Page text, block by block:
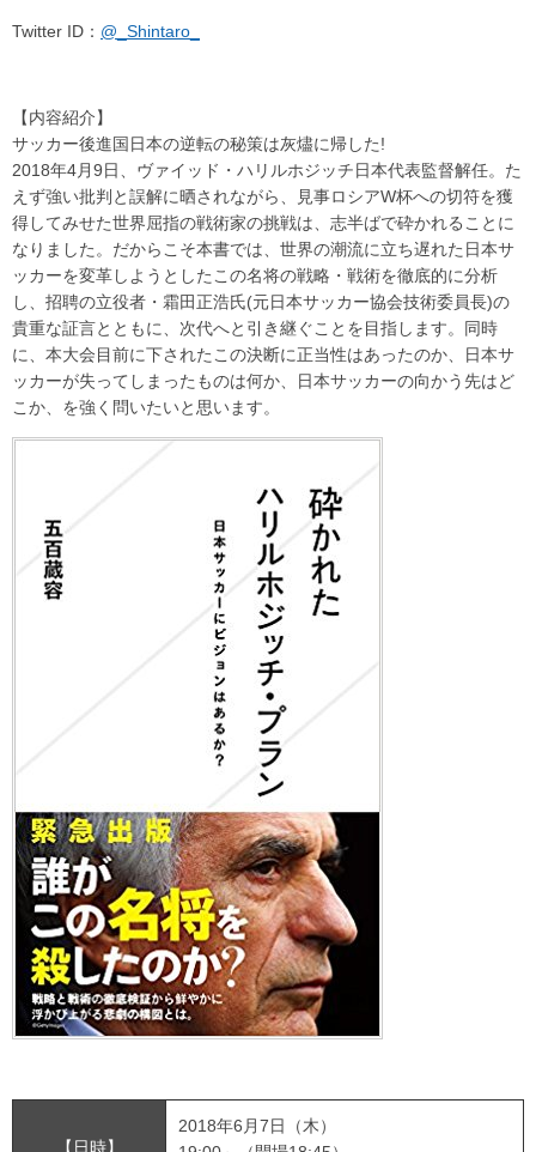
Twitter ID： @_Shintaro_
【内容紹介】
サッカー後進国日本の逆転の秘策は灰燼に帰した!
2018年4月9日、ヴァイッド・ハリルホジッチ日本代表監督解任。た
えず強い批判と誤解に晒されながら、見事ロシアW杯への切符を獲
得してみせた世界屈指の戦術家の挑戦は、志半ばで砕かれることに
なりました。だからこそ本書では、世界の潮流に立ち遅れた日本サ
ッカーを変革しようとしたこの名将の戦略・戦術を徹底的に分析
し、招聘の立役者・霜田正浩氏(元日本サッカー協会技術委員長)の
貴重な証言とともに、次代へと引き継ぐことを目指します。同時
に、本大会目前に下されたこの決断に正当性はあったのか、日本サ
ッカーが失ってしまったものは何か、日本サッカーの向かう先はど
こか、を強く問いたいと思います。
【日時】
2018年6月7日（木）